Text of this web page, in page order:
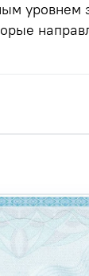
уровнем